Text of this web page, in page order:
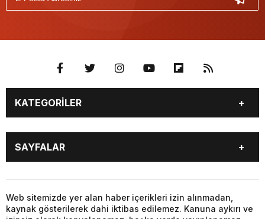
KATEGORİLER
GÜNDEM
DÜNYA
SİYASET
SPOR
MAGAZİN
SAĞLIK
EĞİTİM
YAŞAM
TEKNOLOJİ
KÜLTÜR SANAT
BİYOGRAFİLER
SAYFALAR
SİYASET
EKONOMİ
SPOR
MAGAZİN
Web sitemizde yer alan haber içerikleri izin alınmadan,
kaynak gösterilerek dahi iktibas edilemez. Kanuna aykırı ve